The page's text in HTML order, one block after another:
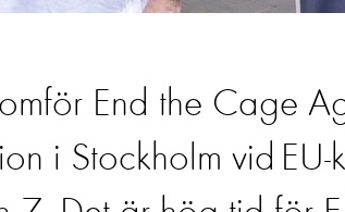
End the Cage
i Stockholm vid